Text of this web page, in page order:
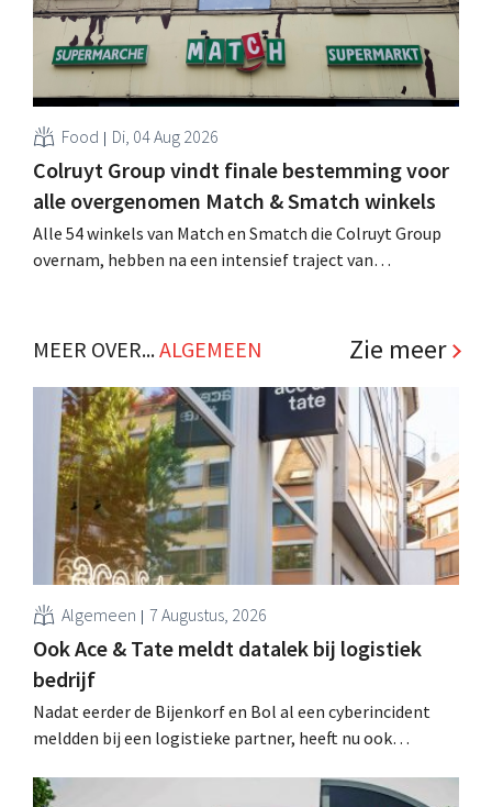
Food Di, 04 Aug 2026
Colruyt Group vindt finale bestemming voor
alle overgenomen Match & Smatch winkels
Alle 54 winkels van Match en Smatch die Colruyt Group
overnam, hebben na een intensief traject van
.MEER OVER...ALGEMEEN Zie meer
Algemeen 7 Augustus, 2026
Ook Ace & Tate meldt datalek bij logistiek
bedrijf
Nadat eerder de Bijenkorf en Bol al een cyberincident
meldden bij een logistieke partner, heeft nu ook
datalek. Financiële gegevens, gebruikersnamen en